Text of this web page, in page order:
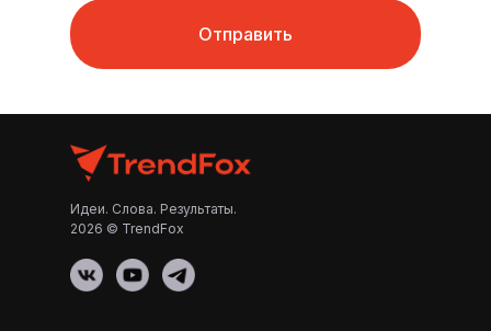
Отправить
Идеи. Слова. Результаты.
2026 © TrendFox